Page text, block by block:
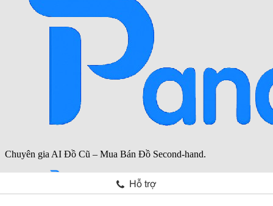
Hỗ trợ